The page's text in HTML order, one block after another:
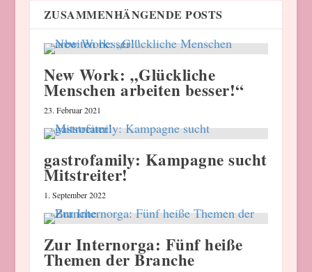
ZUSAMMENHÄNGENDE POSTS
New Work: „Glückliche
Menschen arbeiten besser!“
23. Februar 2021
gastrofamily: Kampagne sucht
Mitstreiter!
1. September 2022
Zur Internorga: Fünf heiße
Themen der Branche